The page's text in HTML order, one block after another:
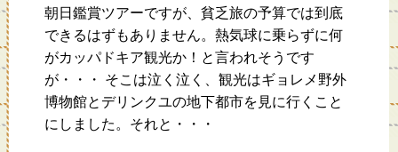
朝日鑑賞ツアーですが、貧乏旅の予算では到底
できるはずもありません。熱気球に乗らずに何
がカッパドキア観光か！と言われそうです
が・・・ そこは泣く泣く、観光はギョレメ野外
博物館とデリンクユの地下都市を見に行くこと
にしました。それと・・・